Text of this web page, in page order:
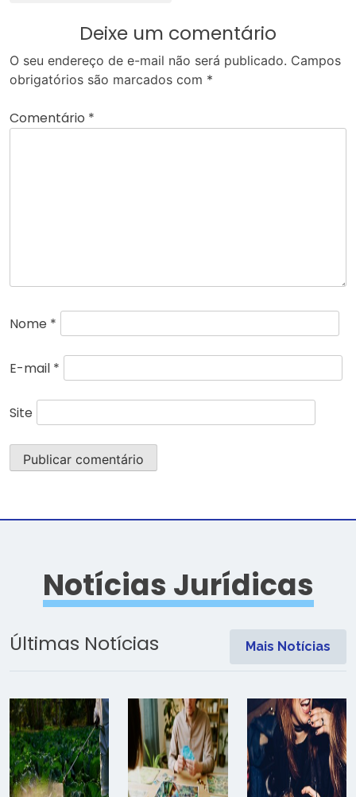
Deixe um comentário
O seu endereço de e-mail não será publicado. Campos
obrigatórios são marcados com *
Comentário *
Nome *
E-mail *
Site
Notícias Jurídicas
Últimas Notícias Mais Notícias